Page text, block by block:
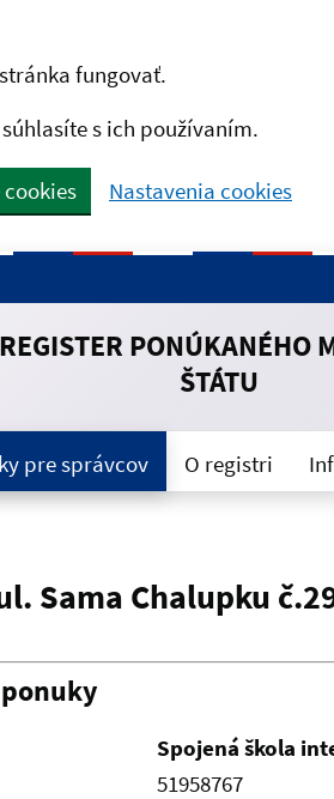
fungovať.
s ich používaním.
Nastavenia cookies
REGISTER PONÚKANÉHO
ŠTÁTU
pre správcov O registri
Sama Chalupku
Spojená škola
51958767